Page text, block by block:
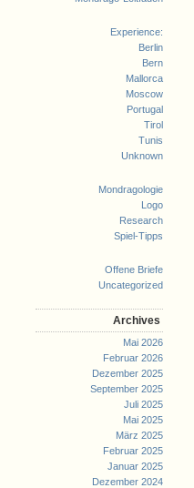
Experience:
Berlin
Bern
Mallorca
Moscow
Portugal
Tirol
Tunis
Unknown
Mondragologie
Logo
Research
Spiel-Tipps
Offene Briefe
Uncategorized
Archives
Mai 2026
Februar 2026
Dezember 2025
September 2025
Juli 2025
Mai 2025
März 2025
Februar 2025
Januar 2025
Dezember 2024